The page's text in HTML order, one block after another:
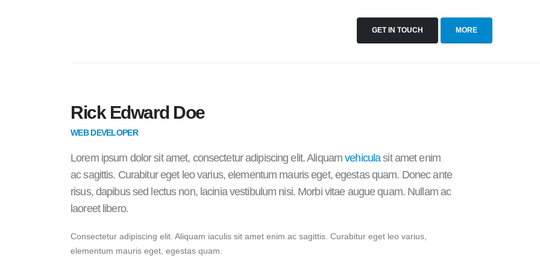
GET IN TOUCH MORE
Rick Edward Doe
WEB DEVELOPER
Lorem ipsum dolor sit amet, consectetur adipiscing elit. Aliquamvehiculasit amet enim
ac sagittis. Curabitur eget leo varius, elementum mauris eget, egestas quam. Donec ante
risus, dapibus sed lectus non, lacinia vestibulum nisi. Morbi vitae augue quam. Nullam ac
laoreet libero.
Consectetur adipiscing elit. Aliquam iaculis sit amet enim ac sagittis. Curabitur eget leo varius,
elementum mauris eget, egestas quam.